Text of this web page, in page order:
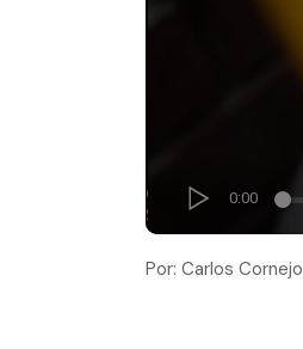
Por: Carlos Cornejo